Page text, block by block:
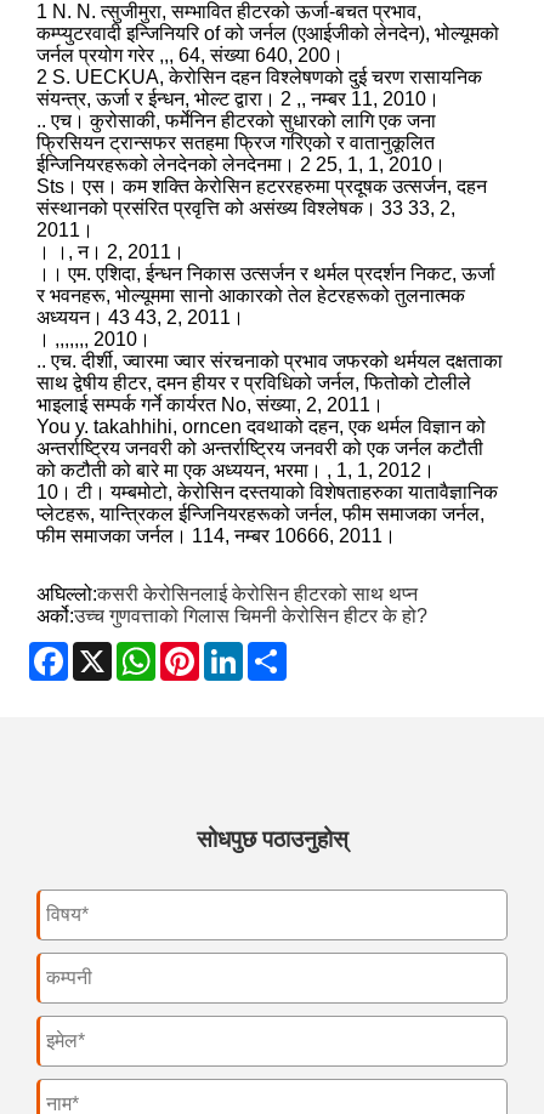
1 N. N. त्सुजीमुरा, सम्भावित हीटरको ऊर्जा-बचत प्रभाव,
कम्प्युटरवादी इन्जिनियरि of को जर्नल (एआईजीको लेनदेन), भोल्यूमको
जर्नल प्रयोग गरेर ,,, 64, संख्या 640, 200।
2 S. UECKUA, केरोसिन दहन विश्लेषणको दुई चरण रासायनिक
संयन्त्र, ऊर्जा र ईन्धन, भोल्ट द्वारा। 2 ,, नम्बर 11, 2010।
.. एच। कुरोसाकी, फर्मेनिन हीटरको सुधारको लागि एक जना
फ्रिसियन ट्रान्सफर सतहमा फ्रिज गरिएको र वातानुकूलित
ईन्जिनियरहरूको लेनदेनको लेनदेनमा। 2 25, 1, 1, 2010।
Sts। एस। कम शक्ति केरोसिन हटररहरुमा प्रदूषक उत्सर्जन, दहन
संस्थानको प्रसंरित प्रवृत्ति को असंख्य विश्लेषक। 33 33, 2,
2011।
। ।, न। 2, 2011।
।। एम. एशिदा, ईन्धन निकास उत्सर्जन र थर्मल प्रदर्शन निकट, ऊर्जा
र भवनहरू, भोल्यूममा सानो आकारको तेल हेटरहरूको तुलनात्मक
अध्ययन। 43 43, 2, 2011।
। ,,,,,,, 2010।
.. एच. दीर्शी, ज्वारमा ज्वार संरचनाको प्रभाव जफरको थर्मयल दक्षताका
साथ द्वेषीय हीटर, दमन हीयर र प्रविधिको जर्नल, फितोको टोलीले
भाइलाई सम्पर्क गर्ने कार्यरत No, संख्या, 2, 2011।
You y. takahhihi, orncen दवथाको दहन, एक थर्मल विज्ञान को
अन्तर्राष्ट्रिय जनवरी को अन्तर्राष्ट्रिय जनवरी को एक जर्नल कटौती
को कटौती को बारे मा एक अध्ययन, भरमा। , 1, 1, 2012।
10। टी। यम्बमोटो, केरोसिन दस्तयाको विशेषताहरुका यातावैज्ञानिक
प्लेटहरू, यान्त्रिकल ईन्जिनियरहरूको जर्नल, फीम समाजका जर्नल,
फीम समाजका जर्नल। 114, नम्बर 10666, 2011।
अघिल्लो:कसरी केरोसिनलाई केरोसिन हीटरको साथ थप्न
अर्को:उच्च गुणवत्ताको गिलास चिमनी केरोसिन हीटर के हो?
Facebook
X WhatsApp
PinterestLinkedIn
सोधपुछ पठाउनुहोस्